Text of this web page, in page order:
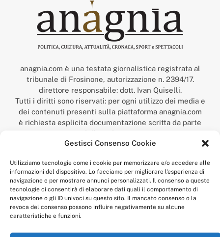
Gestisci Consenso Cookie
Utilizziamo tecnologie come i cookie per memorizzare e/o accedere alle
informazioni del dispositivo. Lo facciamo per migliorare l'esperienza di
navigazione e per mostrare annunci personalizzati. Il consenso a queste
tecnologie ci consentirà di elaborare dati quali il comportamento di
navigazione o gli ID univoci su questo sito. Il mancato consenso o la
revoca del consenso possono influire negativamente su alcune
caratteristiche e funzioni.
anagnia.com è una testata giornalistica registrata al
tribunale di Frosinone, autorizzazione n. 2394/17.
direttore responsabile: dott. Ivan Quiselli.
Tutti i diritti sono riservati: per ogni utilizzo dei media e
dei contenuti presenti sulla piattaforma anagnia.com
è richiesta esplicita documentazione scritta da parte
della redazione.
“Anagnia” è un marchio registrato presso l’Ufficio Italiano
Economico,
num. registrazione: 302017000014044 del 9 febbraio 2017.
Per contatti:redazione@anagnia.com